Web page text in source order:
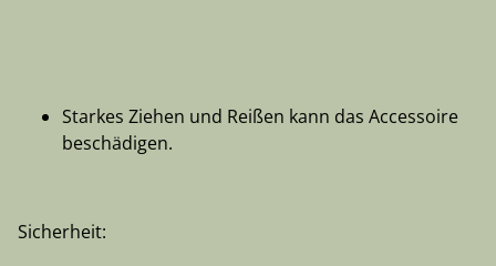
Starkes Ziehen und Reißen kann das Accessoire
beschädigen.
Sicherheit: